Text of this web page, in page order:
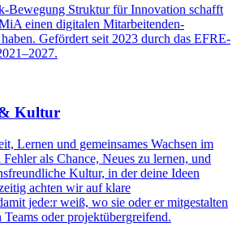
Bewegung Struktur für Innovation schafft
einen digitalen Mitarbeitenden-
Gefördert seit 2023 durch das EFRE-
Kultur
Lernen und gemeinsames Wachsen im
als Chance, Neues zu lernen, und
Kultur, in der deine Ideen
achten wir auf klare
jede:r weiß, wo sie oder er mitgestalten
oder projektübergreifend.